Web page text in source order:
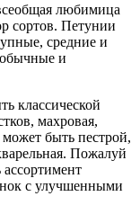
любимица
сортов. Петунии
средние и
и
классической
махровая,
быть пестрой,
Пожалуй
с улучшенными